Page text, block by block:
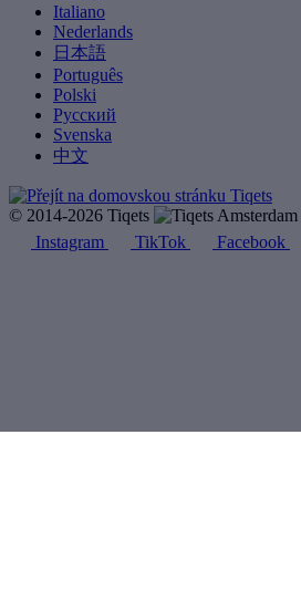
Italiano
Nederlands
日本語
Português
Polski
Русский
Svenska
中文
© 2014-2026 Tiqets
Instagram
TikTok Facebook